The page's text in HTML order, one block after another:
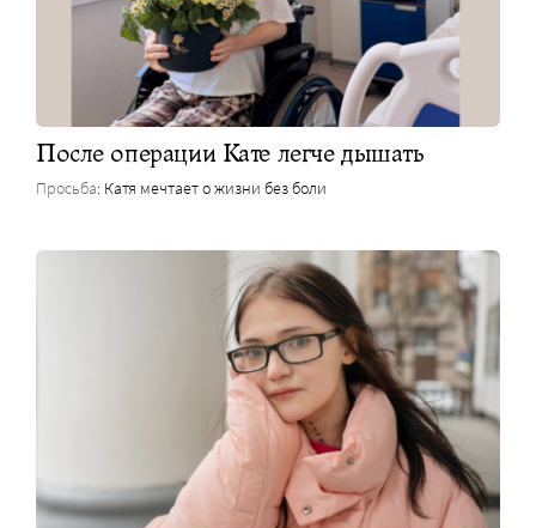
После операции Кате легче дышать
Просьба: Катя мечтает о жизни без боли